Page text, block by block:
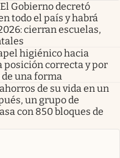
Gobierno decretó
todo el país y habrá
cierran escuelas,
higiénico hacia
posición correcta y por
una forma
de su vida en un
un grupo de
con 850 bloques de